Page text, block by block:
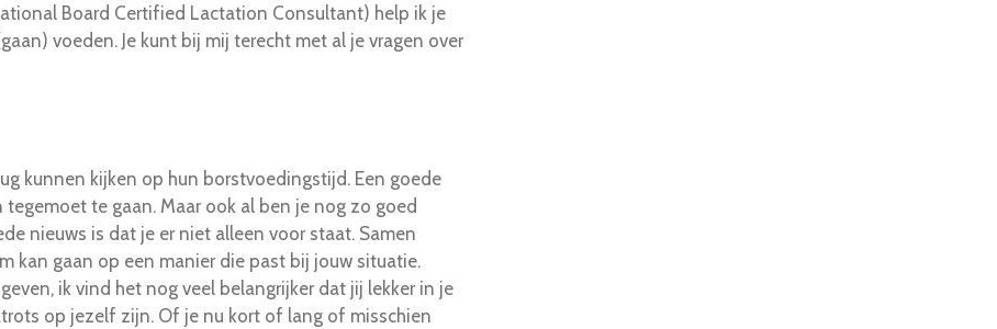
Board Certified Lactation Consultant) help ik je
voeden. Je kunt bij mij terecht met al je vragen over
kunnen kijken op hun borstvoedingstijd. Een goede
te gaan. Maar ook al ben je nog zo goed
nieuws is dat je er niet alleen voor staat. Samen
kan gaan op een manier die past bij jouw situatie.
ik vind het nog veel belangrijker dat jij lekker in je
op jezelf zijn. Of je nu kort of lang of misschien